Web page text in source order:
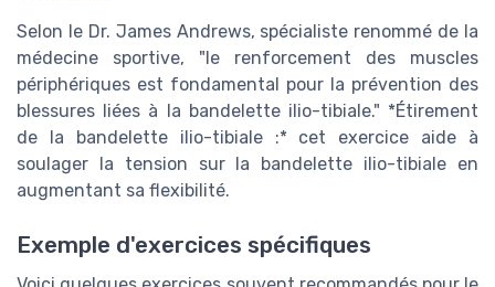
Selon le Dr. James Andrews, spécialiste renommé de la
médecine sportive, "le renforcement des muscles
périphériques est fondamental pour la prévention des
blessures liées à la bandelette ilio-tibiale." *Étirement
de la bandelette ilio-tibiale :* cet exercice aide à
soulager la tension sur la bandelette ilio-tibiale en
augmentant sa flexibilité.
Exemple d'exercices spécifiques